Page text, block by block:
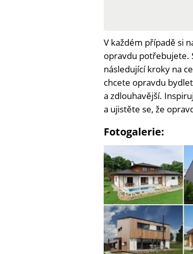
V každém případě si
opravdu potřebujete.
následující kroky na
chcete opravdu
a zdlouhavější.
a ujistěte se, že
Fotogalerie: